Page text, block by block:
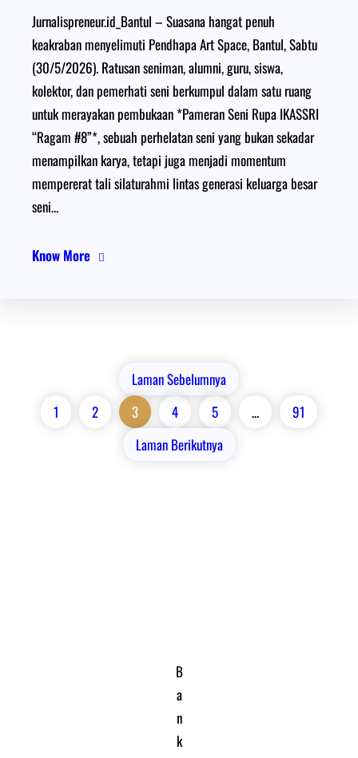
Jurnalispreneur.id_Bantul – Suasana hangat penuh
keakraban menyelimuti Pendhapa Art Space, Bantul, Sabtu
(30/5/2026). Ratusan seniman, alumni, guru, siswa,
kolektor, dan pemerhati seni berkumpul dalam satu ruang
untuk merayakan pembukaan *Pameran Seni Rupa IKASSRI
“Ragam #8”*, sebuah perhelatan seni yang bukan sekadar
menampilkan karya, tetapi juga menjadi momentum
mempererat tali silaturahmi lintas generasi keluarga besar
seni…
Know More
Laman Sebelumnya
1
2 3 4 5 …
91
Laman Berikutnya
B
a
n
k